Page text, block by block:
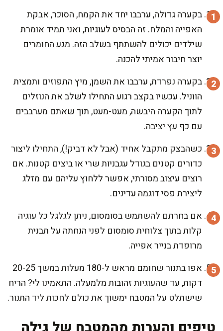
בקערה גדולה, ערבבו יחד את הקמח, הסוכר, אבקת
האפייה והמלח. זה הבסיס לעוגיות, ואני תמיד אומרת
שילדים יכולים להשתתף בשלב הזה. מגע החומרים
יוצר חיבור אמיתי להכנה.
בקערה נפרדת, ערבבו את השמן, מיץ התפוזים ותמצית
הווניל. עכשיו בקצב רגוע התחילו לשלב את הנוזלים
לתוך הקערה היבשה, מעט-מעט, תוך שאתם מערבבים
עם כף עץ יציבה.
כשהבצק מתקבל אחיד (אבל לא דביק!), התחילו ליצור
כדורים קטנים בגודל עגבניות שרי או ביצים קטנות. אם
רוצים עיצוב מסורתי, אפשר ללחוץ עליהם עם מזלג
ליצירת פסי דוגמה עדינים.
אם בחרתם להשתמש בסומסום, ניתן לגלגל כל עוגיה
קלות בתוך צלוחית סומסום לפני הנחתה על תבנית
מרופדת בנייר אפייה.
אפו בתנור שחומם מראש ל-180 מעלות במשך 20-25
דקות, עד שהעוגיות זהובות מלמעלה. התאמינו לי? הריח
שישתלט על המטבח ימשוך את כולם לחכות ליד התנור.